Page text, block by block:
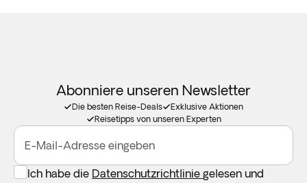
Abonniere unseren Newsletter
Die besten Reise-Deals
Exklusive Aktionen
Reisetipps von unseren Experten
E-Mail-Adresse eingeben
Ich habe die Datenschutzrichtlinie gelesen und